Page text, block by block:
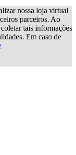
nossa loja virtual
parceiros. Ao
tais informações
Em caso de